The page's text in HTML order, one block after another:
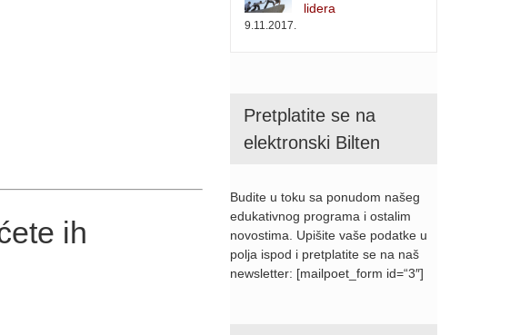
ih
lidera
9.11.2017.
Pretplatite se na
elektronski Bilten
Budite u toku sa ponudom našeg
edukativnog programa i ostalim
novostima. Upišite vaše podatke u
polja ispod i pretplatite se na naš
newsletter: [mailpoet_form id=“3″]